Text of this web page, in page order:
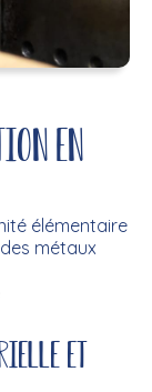
en
élémentaire
métaux
et